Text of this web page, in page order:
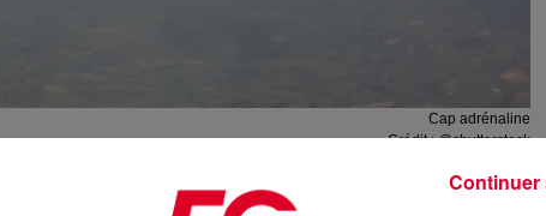
Cap adrénaline
Crédit :@shutterstock
Continuer